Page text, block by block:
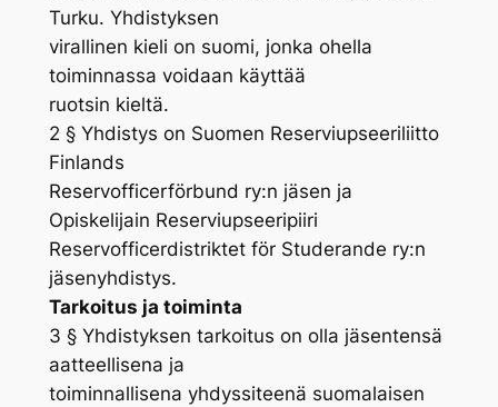
Turku. Yhdistyksen
virallinen kieli on suomi, jonka ohella
toiminnassa voidaan käyttää
ruotsin kieltä.
2 § Yhdistys on Suomen Reserviupseeriliitto
Finlands
Reservofficerförbund ry:n jäsen ja
Opiskelijain Reserviupseeripiiri
Reservofficerdistriktet för Studerande ry:n
jäsenyhdistys.
Tarkoitus ja toiminta
3 § Yhdistyksen tarkoitus on olla jäsentensä
aatteellisena ja
toiminnallisena yhdyssiteenä suomalaisen